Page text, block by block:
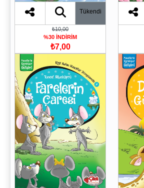
Tükendi
₺10,00
%30 İNDİRİM
₺7,00